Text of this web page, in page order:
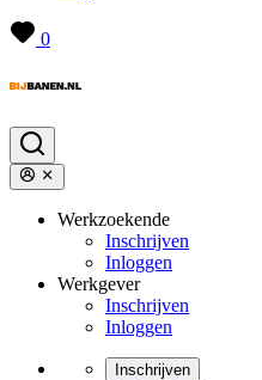
0
Werkzoekende
Inschrijven
Inloggen
Werkgever
Inschrijven
Inloggen
Inschrijven